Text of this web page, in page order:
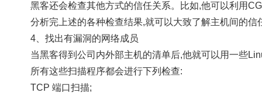
黑客还会检查其他方式的信任关系。比如,他可以利用
分析完上述的各种检查结果,就可以大致了解主机间的信
4 、找出有漏洞的网络成员
当黑客得到公司内外部主机的清单后,他就可以用一些
所有这些扫描程序都会进行下列检查:
TCP 端口扫描;